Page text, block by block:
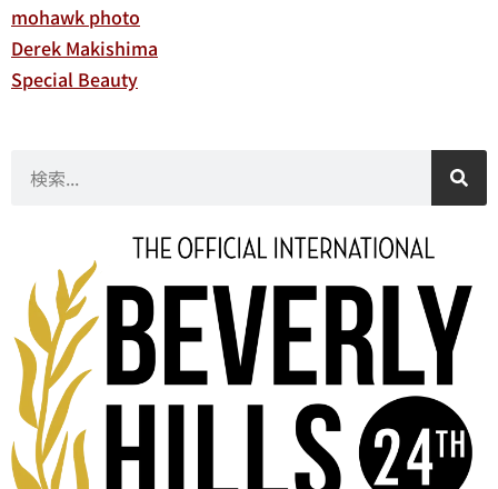
mohawk photo
Derek Makishima
Special Beauty